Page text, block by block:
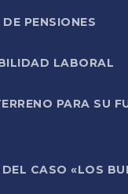
PENSIONES
LABORAL
PARA SU
CASO «LOS